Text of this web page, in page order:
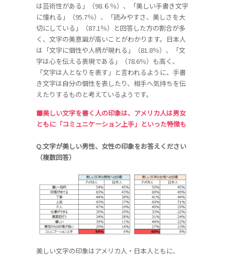
は芸術性がある」（98.６％）、「美しい手書き文字
に憧れる」（95.7％）、「読みやすさ、美しさを大
切にしている」（87.1％）と回答した方の割合が多
く、文字の美意識が高いことがわかります。日本人
は「文字に個性や人柄が現れる」（81.8％）、「文
字は心を伝える表現である」（78.6％）も高く、
「文字は人となりを表す」と言われるように、手書
き文字は自分の個性を表したり、相手へ気持ちを伝
えたりするものと考えているようです。
■美しい文字を書く人の印象は、アメリカ人は男女
ともに「コミュニケーション上手」といった特徴も
Q.文字が美しい男性、女性の印象をお答えください
（複数回答）
美しい文字の印象はアメリカ人・日本人ともに、